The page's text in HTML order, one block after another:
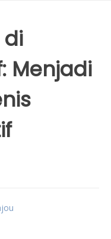
di
Menjadi